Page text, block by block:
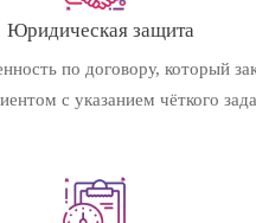
Юридическая защита
по договору, который
с указанием чёткого